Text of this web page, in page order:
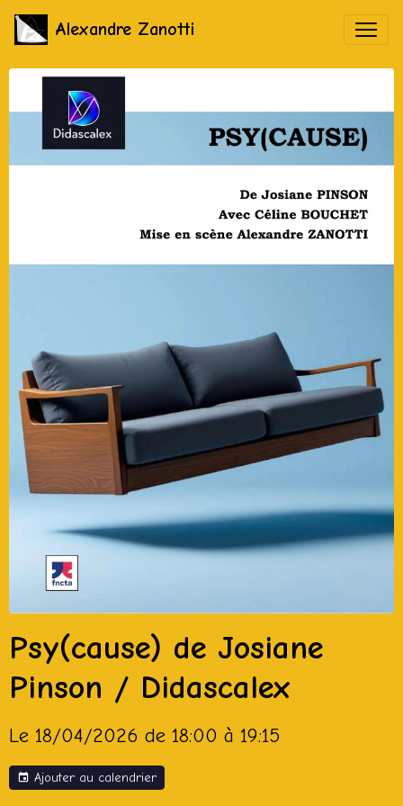
Alexandre Zanotti
Psy(cause) de Josiane
Pinson / Didascalex
Le 18/04/2026 de 18:00 à 19:15
Ajouter au calendrier